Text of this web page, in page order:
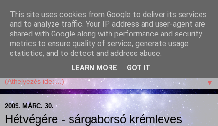
Garffyka
Szösszenetek a konyhámból, az életemből. Mosollyal,
receptekkel, vidámsággal, marcipánnal, csokival.
▼
2009. MÁRC. 30.
Hétvégére - sárgaborsó krémleves
This site uses cookies from Google to deliver its services
and to analyze traffic. Your IP address and user-agent are
shared with Google along with performance and security
metrics to ensure quality of service, generate usage
statistics, and to detect and address abuse.
LEARN MORE GOT IT